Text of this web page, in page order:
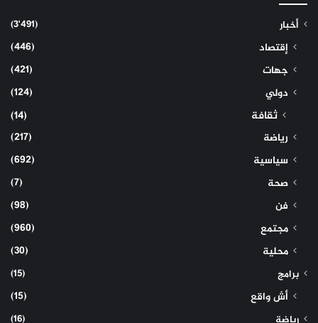
أخبار (3٬491)
إقتصاد
(446)
جهات
(421)
دولي
(124)
ثقافة (14)
رياضة
(217)
سياسية
(692)
صحة
(7)
فن
(98)
مجتمع
(960)
محلية
(30)
برامج (15)
أش واقع (15)
(16)